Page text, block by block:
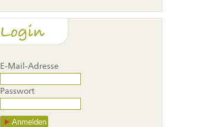
Login
E-Mail-Adresse
Passwort
Anmelden